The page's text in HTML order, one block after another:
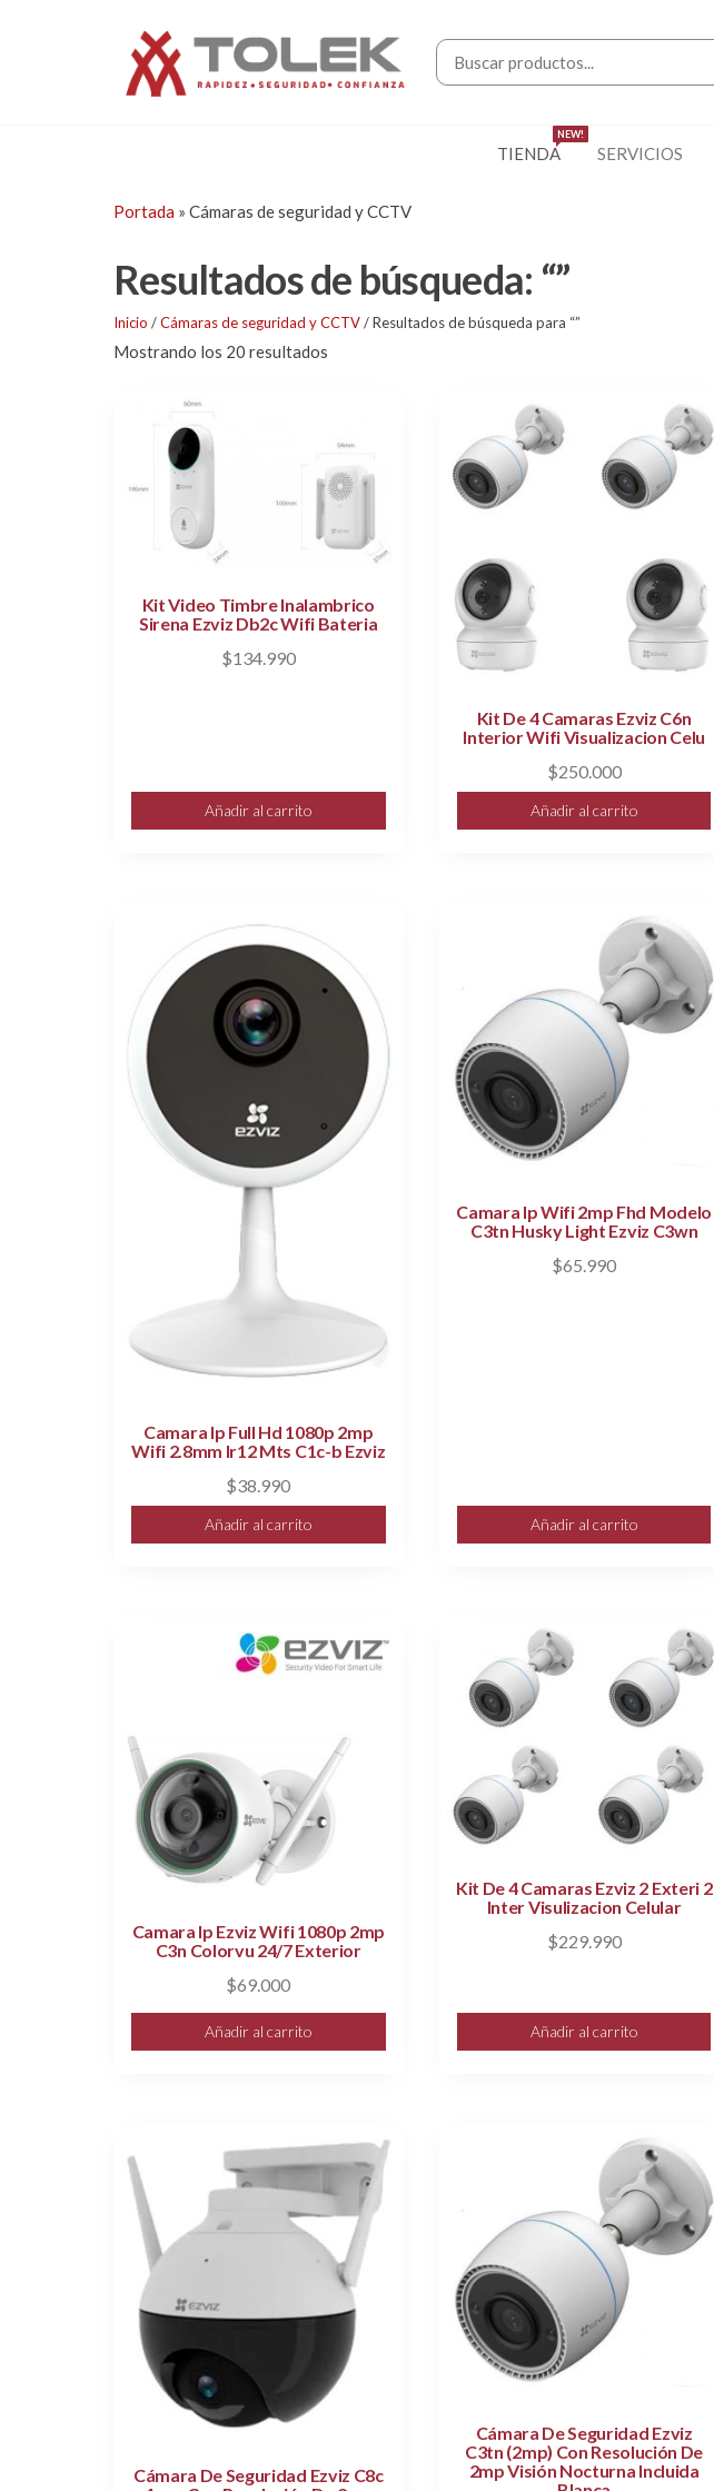
Tolek
TIENDA
NEW!
SERVICIOS
Portada » Cámaras de seguridad y CCTV
Resultados de búsqueda: “”
Inicio /Cámaras de seguridad y CCTV/ Resultados de búsqueda para “”
Mostrando los 20 resultados
Kit Video Timbre Inalambrico
Sirena Ezviz Db2c Wifi Bateria
$134.990
Añadir al carrito
Kit De 4 Camaras Ezviz C6n
Interior Wifi Visualizacion Celu
$250.000
Añadir al carrito
Camara Ip Full Hd 1080p 2mp
Wifi 2.8mm Ir12 Mts C1c-b Ezviz
$38.990
Añadir al carrito
Camara Ip Wifi 2mp Fhd Modelo
C3tn Husky Light Ezviz C3wn
$65.990
Añadir al carrito
Camara Ip Ezviz Wifi 1080p 2mp
C3n Colorvu 24/7 Exterior
$69.000
Añadir al carrito
Kit De 4 Camaras Ezviz 2 Exteri 2
Inter Visulizacion Celular
$229.990
Añadir al carrito
Cámara De Seguridad Ezviz C8c
Cámara De Seguridad Ezviz
C3tn (2mp) Con Resolución De
2mp Visión Nocturna Incluida